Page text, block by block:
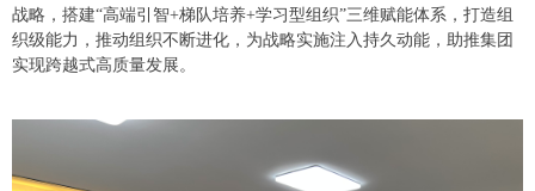
战略，搭建“高端引智+梯队培养+学习型组织”三维赋能体系，打造组
织级能力，推动组织不断进化，为战略实施注入持久动能，助推集团
实现跨越式高质量发展。